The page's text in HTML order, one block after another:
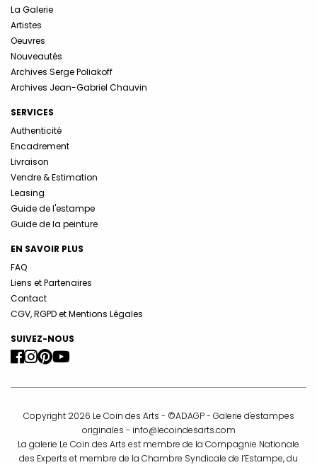
La Galerie
Artistes
Oeuvres
Nouveautés
Archives Serge Poliakoff
Archives Jean-Gabriel Chauvin
SERVICES
Authenticité
Encadrement
Livraison
Vendre & Estimation
Leasing
Guide de l'estampe
Guide de la peinture
EN SAVOIR PLUS
FAQ
Liens et Partenaires
Contact
CGV, RGPD et Mentions Légales
SUIVEZ-NOUS
Copyright 2026 Le Coin des Arts - ©ADAGP - Galerie d'estampes
originales - info@lecoindesarts.com
La galerie Le Coin des Arts est membre de la Compagnie Nationale
des Experts et membre de la Chambre Syndicale de l’Estampe, du